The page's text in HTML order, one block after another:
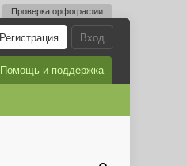
Проверка орфографии
Вход
Регистрация
Помощь и поддержка